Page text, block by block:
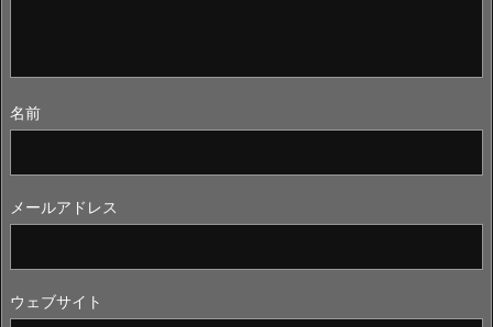
名前
メールアドレス
ウェブサイト